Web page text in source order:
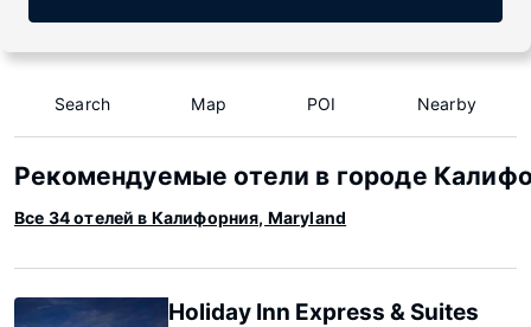
Search Map POI Nearby
Рекомендуемые отели в городе
Все 34 отелей в Калифорния, Maryland
Holiday Inn Express & Suites